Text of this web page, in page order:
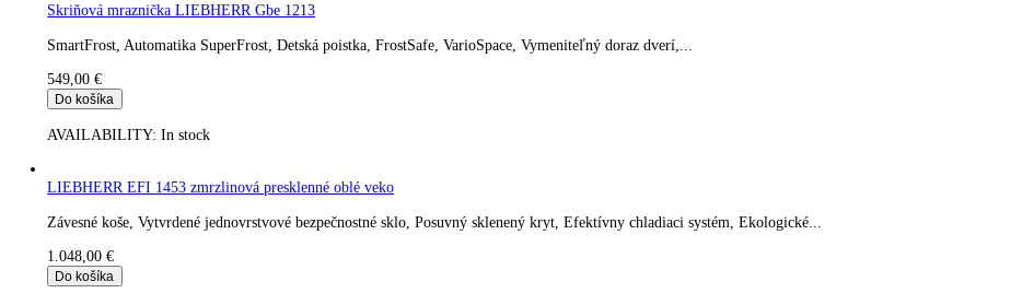
Zobrazujú sa všetky 4 výsledky
Skriňová mraznička LIEBHERR Gbe 1213
SmartFrost, Automatika SuperFrost, Detská poistka, FrostSafe, VarioSpace, Vymeniteľný doraz dverí,...